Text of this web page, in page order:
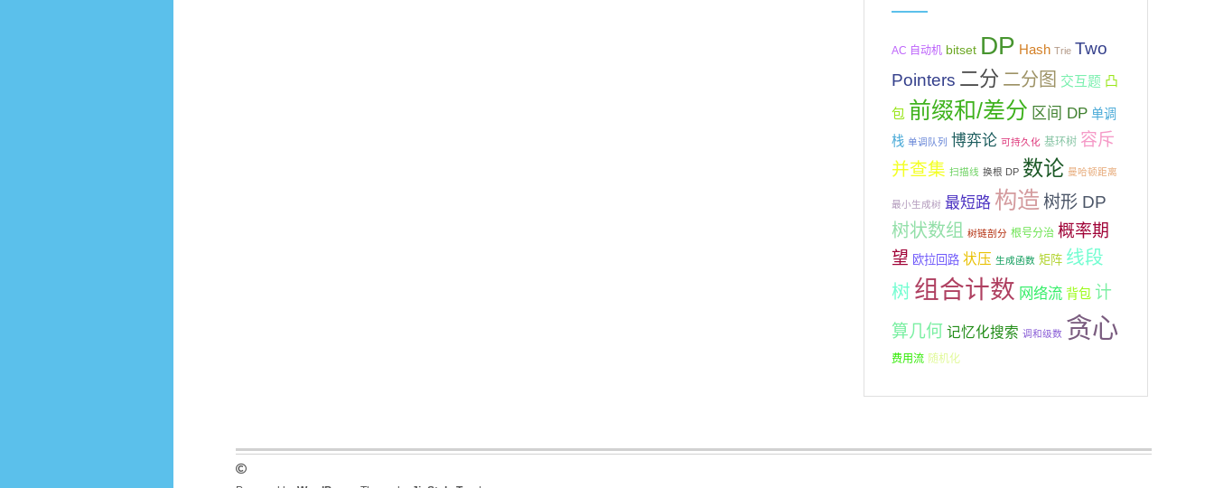
AC 自动机 bitset DP Hash Trie Two
Pointers 二分 二分图 交互题 凸
包 前缀和/差分 区间 DP 单调
栈 单调队列 博弈论 可持久化 基环树 容斥
并查集 扫描线 换根 DP 数论 曼哈顿距离
最小生成树 最短路 构造 树形 DP
树状数组 树链剖分 根号分治 概率期
望 欧拉回路 状压 生成函数 矩阵 线段
树 组合计数 网络流 背包 计
算几何 记忆化搜索 调和级数 贪心
费用流 随机化